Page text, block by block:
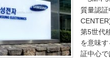
質量認
第5世代
を意味
証中心で